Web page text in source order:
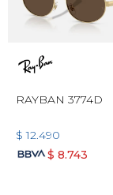
RAYBAN 3774D
$ 12.490
$ 8.743